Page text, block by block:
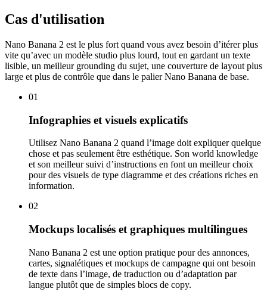
Cas d'utilisation
Nano Banana 2 est le plus fort quand vous avez besoin d’itérer plus
vite qu’avec un modèle studio plus lourd, tout en gardant un texte
lisible, un meilleur grounding du sujet, une couverture de layout plus
large et plus de contrôle que dans le palier Nano Banana de base.
01
Infographies et visuels explicatifs
Utilisez Nano Banana 2 quand l’image doit expliquer quelque
chose et pas seulement être esthétique. Son world knowledge
et son meilleur suivi d’instructions en font un meilleur choix
pour des visuels de type diagramme et des créations riches en
information.
02
Mockups localisés et graphiques multilingues
Nano Banana 2 est une option pratique pour des annonces,
cartes, signalétiques et mockups de campagne qui ont besoin
de texte dans l’image, de traduction ou d’adaptation par
langue plutôt que de simples blocs de copy.